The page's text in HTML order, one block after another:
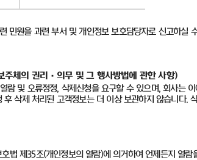
민원을 과련 부서 및 개인정보 보호담당자로 신고하실
주체의 권리·의무 및 그 행사방법에 관한 사항)
람 및 오류정정, 삭제신청을 요구할 수 있으며, 회사는
삭제 처리된 고객정보는 더 이상 보관하지 않습니다.
법 제35조(개인정보의 열람)에 의거하여 언제든지 열